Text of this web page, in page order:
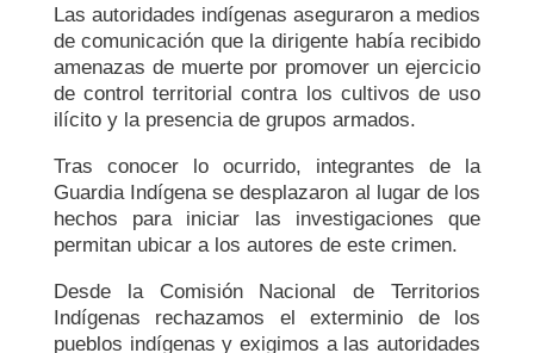
Las autoridades indígenas aseguraron a medios
de comunicación que la dirigente había recibido
amenazas de muerte por promover un ejercicio
de control territorial contra los cultivos de uso
ilícito y la presencia de grupos armados.
Tras conocer lo ocurrido, integrantes de la
Guardia Indígena se desplazaron al lugar de los
hechos para iniciar las investigaciones que
permitan ubicar a los autores de este crimen.
Desde la Comisión Nacional de Territorios
Indígenas rechazamos el exterminio de los
pueblos indígenas y exigimos a las autoridades